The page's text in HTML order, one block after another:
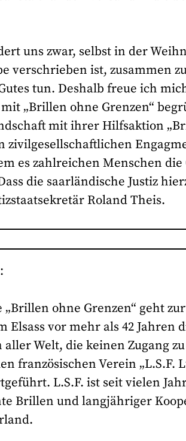
uns zwar, selbst in der
verschrieben ist, zusammen
tun. Deshalb freue ich
„Brillen ohne Grenzen“
mit ihrer Hilfsaktion
zivilgesellschaftlichen
es zahlreichen Menschen
die saarländische Justiz
Roland Theis.
ohne Grenzen“ geht
Elsass vor mehr als 42
aller Welt, die keinen Zugang
französischen Verein „L.S.F.
L.S.F. ist seit vielen
Brillen und langjähriger